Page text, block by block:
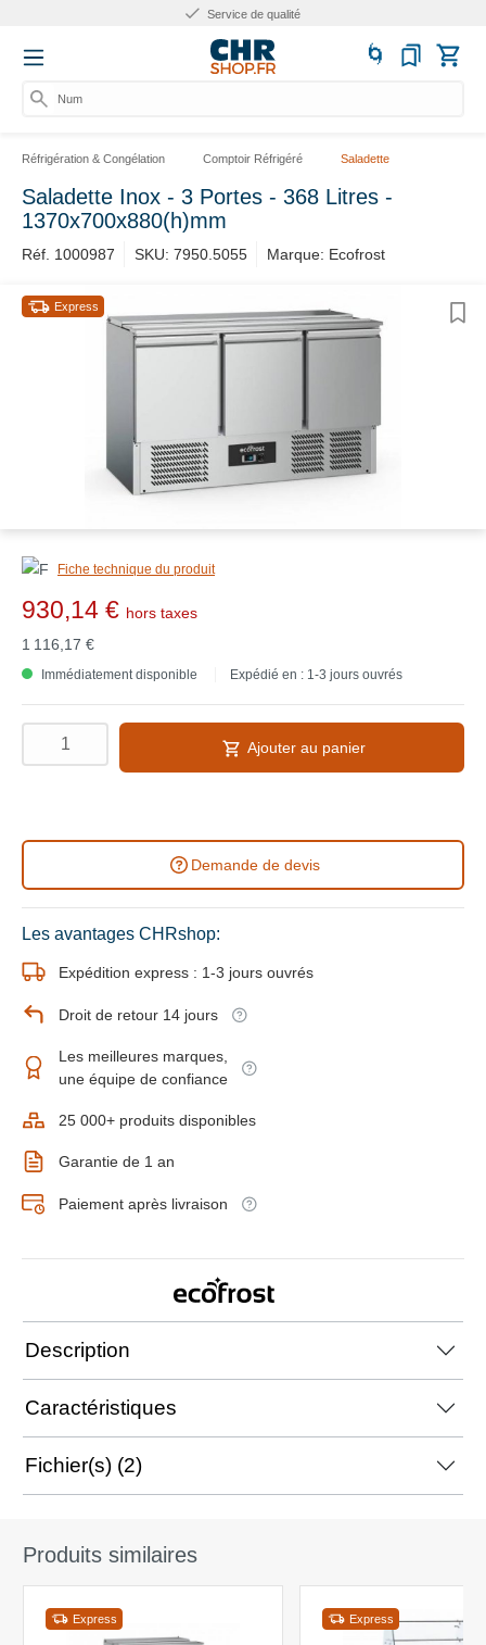
Service de qualité
Numér
Réfrigération & Congélation Comptoir Réfrigéré Saladette
Saladette Inox - 3 Portes - 368 Litres -
1370x700x880(h)mm
Réf. 1000987 SKU: 7950.5055 Marque: Ecofrost
Express
Fiche technique du produit
930,14 € hors taxes
1 116,17 €
Immédiatement disponible Expédié en : 1-3 jours ouvrés
Ajouter au panier
Demande de devis
Les avantages CHRshop:
Expédition express : 1-3 jours ouvrés
Droit de retour 14 jours
Les meilleures marques,
une équipe de confiance
25 000+ produits disponibles
Garantie de 1 an
Paiement après livraison
Description
Caractéristiques
Fichier(s) (2)
Produits similaires
Express Express